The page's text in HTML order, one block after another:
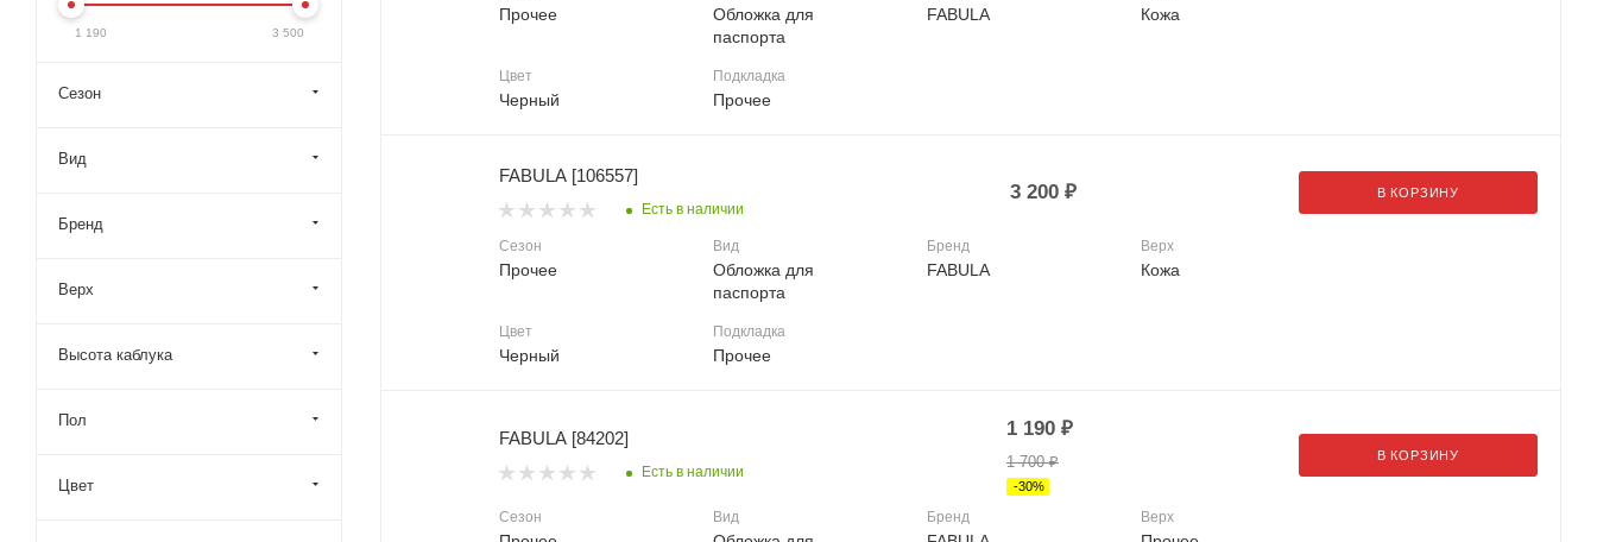
Прочее
Обложка для
паспорта
FABULA Кожа
Цвет
Черный
Подкладка
Прочее
FABULA [106557]
Есть в наличии
3 200 ₽ В КОРЗИНУ
Сезон
Прочее
Вид
Обложка для
паспорта
Бренд
FABULA
Верх
Кожа
Цвет
Черный
Подкладка
Прочее
FABULA [84202]
Есть в наличии
1 190 ₽
1 700₽
-30%
В КОРЗИНУ
Сезон Вид Бренд Верх
1 190 3 500
Сезон
Вид
Бренд
Верх
Высота каблука
Пол
Цвет